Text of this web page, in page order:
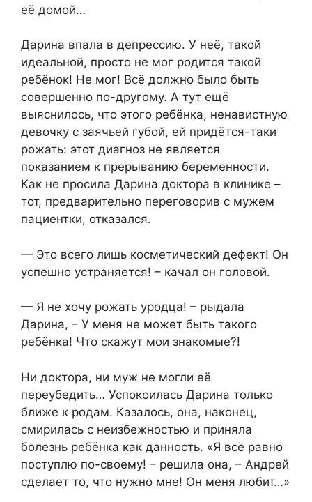
её домой…
Дарина впала в депрессию. У неё, такой
идеальной, просто не мог родится такой
ребёнок! Не мог! Всё должно было быть
совершенно по-другому. А тут ещё
выяснилось, что этого ребёнка, ненавистную
девочку с заячьей губой, ей придётся-таки
рожать: этот диагноз не является
показанием к прерыванию беременности.
Как не просила Дарина доктора в клинике –
тот, предварительно переговорив с мужем
пациентки, отказался.
— Это всего лишь косметический дефект! Он
успешно устраняется! – качал он головой.
— Я не хочу рожать уродца! – рыдала
Дарина, – У меня не может быть такого
ребёнка! Что скажут мои знакомые?!
Ни доктора, ни муж не могли её
переубедить… Успокоилась Дарина только
ближе к родам. Казалось, она, наконец,
смирилась с неизбежностью и приняла
болезнь ребёнка как данность. «Я всё равно
поступлю по-своему! – решила она, – Андрей
сделает то, что нужно мне! Он меня любит…»